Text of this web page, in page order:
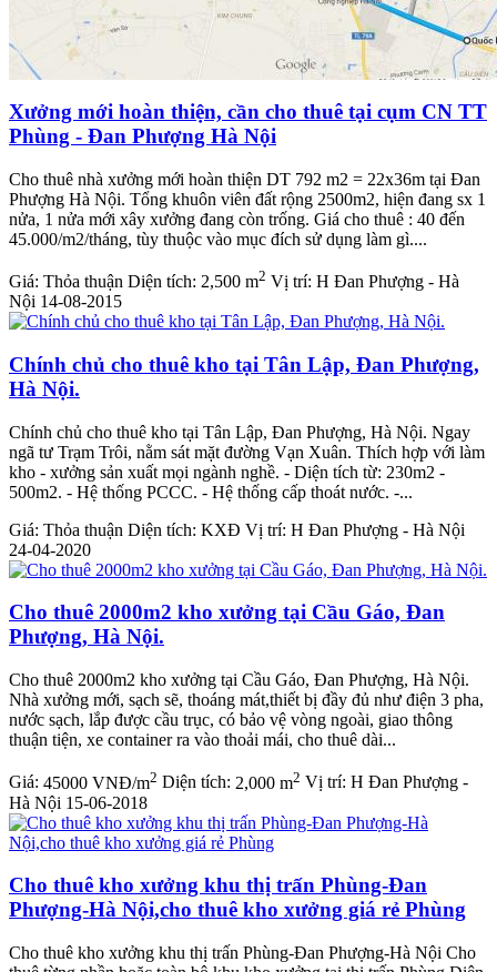
Xưởng mới hoàn thiện, cần cho thuê tại cụm CN TT
Phùng - Đan Phượng Hà Nội
Cho thuê nhà xưởng mới hoàn thiện DT 792 m2 = 22x36m tại Đan
Phượng Hà Nội. Tổng khuôn viên đất rộng 2500m2, hiện đang sx 1
nửa, 1 nửa mới xây xưởng đang còn trống. Giá cho thuê : 40 đến
45.000/m2/tháng, tùy thuộc vào mục đích sử dụng làm gì....
Giá: Thỏa thuận Diện tích: 2,500 m2 Vị trí: H Đan Phượng - Hà
Nội 14-08-2015
Chính chủ cho thuê kho tại Tân Lập, Đan Phượng,
Hà Nội.
Chính chủ cho thuê kho tại Tân Lập, Đan Phượng, Hà Nội. Ngay
ngã tư Trạm Trôi, nằm sát mặt đường Vạn Xuân. Thích hợp với làm
kho - xưởng sản xuất mọi ngành nghề. - Diện tích từ: 230m2 -
500m2. - Hệ thống PCCC. - Hệ thống cấp thoát nước. -...
Giá: Thỏa thuận Diện tích: KXĐ Vị trí: H Đan Phượng - Hà Nội
24-04-2020
Cho thuê 2000m2 kho xưởng tại Cầu Gáo, Đan
Phượng, Hà Nội.
Cho thuê 2000m2 kho xưởng tại Cầu Gáo, Đan Phượng, Hà Nội.
Nhà xưởng mới, sạch sẽ, thoáng mát,thiết bị đầy đủ như điện 3 pha,
nước sạch, lắp được cầu trục, có bảo vệ vòng ngoài, giao thông
thuận tiện, xe container ra vào thoải mái, cho thuê dài...
Giá: 45000 VNĐ/m2 Diện tích: 2,000 m2 Vị trí: H Đan Phượng -
Hà Nội 15-06-2018
Cho thuê kho xưởng khu thị trấn Phùng-Đan
Phượng-Hà Nội,cho thuê kho xưởng giá rẻ Phùng
Cho thuê kho xưởng khu thị trấn Phùng-Đan Phượng-Hà Nội Cho